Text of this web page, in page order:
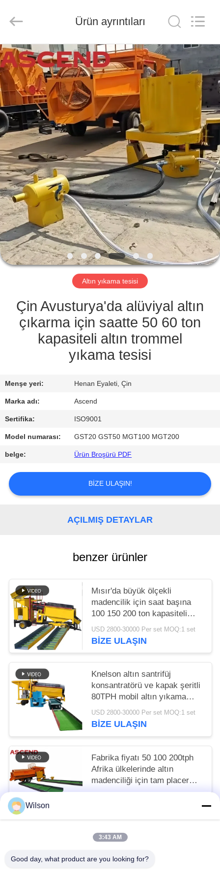
EV
ÜRÜN:%
S
HAKKIMIZDA
FABRIKA
TURU
KALITE
KONTROL
BIZIMLE
ILETIŞIME
BIR
TEKLIF
SITE
HARITASI
Co.,
Reserved.
Ürün ayrıntıları
Altın yıkama tesisi
Çin Avusturya'da alüviyal altın
çıkarma için saatte 50 60 ton
kapasiteli altın trommel
yıkama tesisi
Menşe yeri: Henan Eyaleti, Çin
Marka adı: Ascend
Sertifika: ISO9001
Model numarası: GST20 GST50 MGT100 MGT200
belge: Ürün Broşürü PDF
BIZE ULAŞIN!
AÇILMIŞ DETAYLAR
benzer ürünler
Mısır'da büyük ölçekli
madencilik için saat başına
100 150 200 ton kapasiteli
altın yıkama tesisi Güney
Afrika
USD 2800-30000 Per set MOQ:1 set
BIZE ULAŞIN
Knelson altın santrifüj
konsantratörü ve kapak şeritli
80TPH mobil altın yıkama
tesisi
USD 2800-30000 Per set MOQ:1 set
BIZE ULAŞIN
Fabrika fiyatı 50 100 200tph
Afrika ülkelerinde altın
madenciliği için tam placer
altın işleme yıkama tesisi
Wilson
3:43 AM
Good day, what product are you looking for?